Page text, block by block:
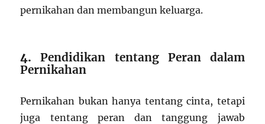
pernikahan dan membangun keluarga.
4.Pendidikan tentang Peran dalam
Pernikahan
Pernikahan bukan hanya tentang cinta, tetapi
juga tentang peran dan tanggung jawab